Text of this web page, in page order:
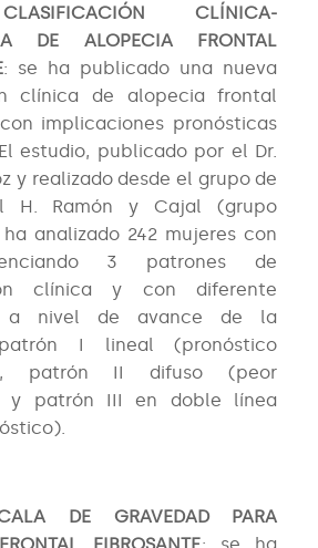
CLÍNICA-
DE ALOPECIA FRONTAL
: se ha publicado una nueva
clínica de alopecia frontal
implicaciones pronósticas
estudio, publicado por el Dr.
y realizado desde el grupo de
H. Ramón y Cajal (grupo
analizado 242 mujeres con
3 patrones de
clínica y con diferente
a nivel de avance de la
I lineal (pronóstico
patrón II difuso (peor
y patrón III en doble línea
DE GRAVEDAD PARA